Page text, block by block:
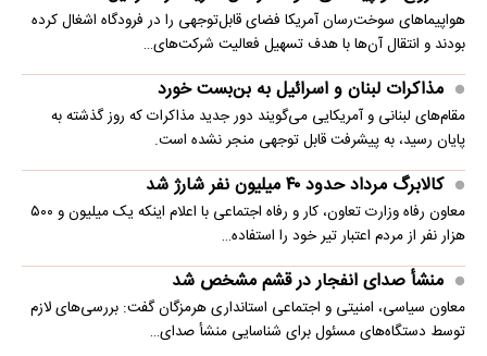
هواپیماهای سوخت‌رسان آمریکا فضای قابل‌توجهی را در فرودگاه اشغال کرده
بودند و انتقال آن‌ها با هدف تسهیل فعالیت شرکت‌های…
مذاکرات لبنان و اسرائیل به بن‌بست خورد
مقام‌های لبنانی و آمریکایی می‌گویند دور جدید مذاکرات که روز گذشته به
پایان رسید، به پیشرفت قابل توجهی منجر نشده است.
کالابرگ مرداد حدود ۴۰‌ میلیون نفر شارژ شد
معاون رفاه وزارت تعاون، کار و رفاه اجتماعی با اعلام اینکه یک میلیون و ۵۰۰
هزار نفر از مردم اعتبار تیر خود را استفاده…
منشأ صدای انفجار در قشم مشخص شد
معاون سیاسی، امنیتی و اجتماعی استانداری هرمزگان گفت: بررسی‌های لازم
توسط دستگاه‌های مسئول برای شناسایی منشأ صدای…